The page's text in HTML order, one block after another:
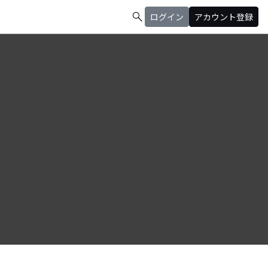
search ログイン アカウント登録